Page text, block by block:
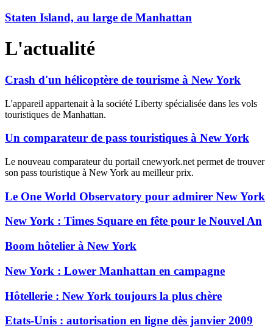
Staten Island, au large de Manhattan
L'actualité
Crash d'un hélicoptère de tourisme à New York
L'appareil appartenait à la société Liberty spécialisée dans les vols
touristiques de Manhattan.
Un comparateur de pass touristiques à New York
Le nouveau comparateur du portail cnewyork.net permet de trouver
son pass touristique à New York au meilleur prix.
Le One World Observatory pour admirer New York
New York : Times Square en fête pour le Nouvel An
Boom hôtelier à New York
New York : Lower Manhattan en campagne
Hôtellerie : New York toujours la plus chère
Etats-Unis : autorisation en ligne dès janvier 2009